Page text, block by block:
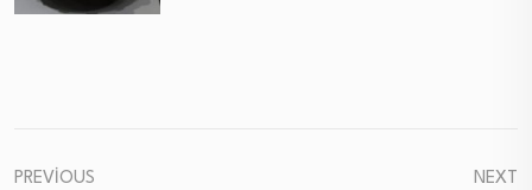
PREVIOUS NEXT